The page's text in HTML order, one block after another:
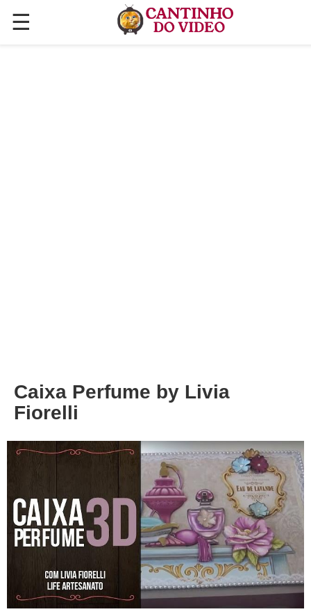
☰
✕
Caixa Perfume by Livia
Fiorelli